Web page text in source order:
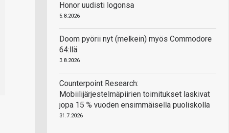
Honor uudisti logonsa
5.8.2026
Doom pyörii nyt (melkein) myös Commodore
64:llä
3.8.2026
Counterpoint Research:
Mobiilijärjestelmäpiirien toimitukset laskivat
jopa 15 % vuoden ensimmäisellä puoliskolla
31.7.2026